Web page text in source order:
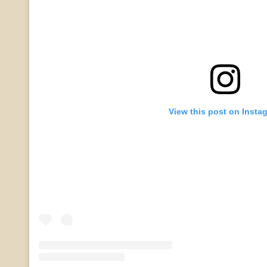
View this post on